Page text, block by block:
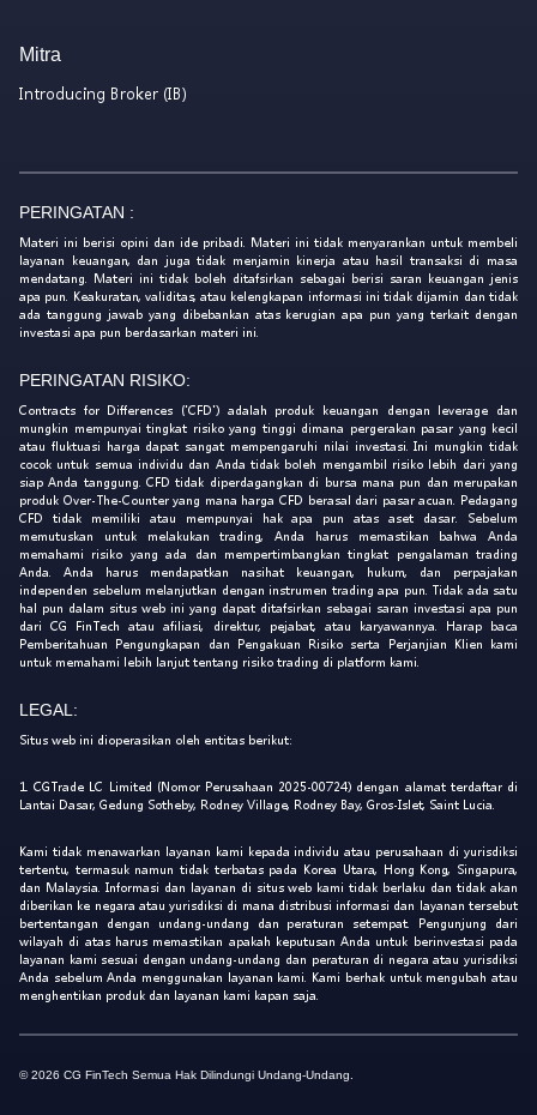
Mitra
Introducing Broker (IB)
PERINGATAN :
Materi ini berisi opini dan ide pribadi. Materi ini tidak menyarankan untuk membeli
layanan keuangan, dan juga tidak menjamin kinerja atau hasil transaksi di masa
mendatang. Materi ini tidak boleh ditafsirkan sebagai berisi saran keuangan jenis
apa pun. Keakuratan, validitas, atau kelengkapan informasi ini tidak dijamin dan tidak
ada tanggung jawab yang dibebankan atas kerugian apa pun yang terkait dengan
investasi apa pun berdasarkan materi ini.
PERINGATAN RISIKO:
Contracts for Differences ('CFD') adalah produk keuangan dengan leverage dan
mungkin mempunyai tingkat risiko yang tinggi dimana pergerakan pasar yang kecil
atau fluktuasi harga dapat sangat mempengaruhi nilai investasi. Ini mungkin tidak
cocok untuk semua individu dan Anda tidak boleh mengambil risiko lebih dari yang
siap Anda tanggung. CFD tidak diperdagangkan di bursa mana pun dan merupakan
produk Over-The-Counter yang mana harga CFD berasal dari pasar acuan. Pedagang
CFD tidak memiliki atau mempunyai hak apa pun atas aset dasar. Sebelum
memutuskan untuk melakukan trading, Anda harus memastikan bahwa Anda
memahami risiko yang ada dan mempertimbangkan tingkat pengalaman trading
Anda. Anda harus mendapatkan nasihat keuangan, hukum, dan perpajakan
independen sebelum melanjutkan dengan instrumen trading apa pun. Tidak ada satu
hal pun dalam situs web ini yang dapat ditafsirkan sebagai saran investasi apa pun
dari CG FinTech atau afiliasi, direktur, pejabat, atau karyawannya. Harap baca
Pemberitahuan Pengungkapan dan Pengakuan Risiko serta Perjanjian Klien kami
untuk memahami lebih lanjut tentang risiko trading di platform kami.
LEGAL:
Situs web ini dioperasikan oleh entitas berikut:
1. CGTrade LC Limited (Nomor Perusahaan 2025-00724) dengan alamat terdaftar di
Lantai Dasar, Gedung Sotheby, Rodney Village, Rodney Bay, Gros-Islet, Saint Lucia.
Kami tidak menawarkan layanan kami kepada individu atau perusahaan di yurisdiksi
tertentu, termasuk namun tidak terbatas pada Korea Utara, Hong Kong, Singapura,
dan Malaysia. Informasi dan layanan di situs web kami tidak berlaku dan tidak akan
diberikan ke negara atau yurisdiksi di mana distribusi informasi dan layanan tersebut
bertentangan dengan undang-undang dan peraturan setempat. Pengunjung dari
wilayah di atas harus memastikan apakah keputusan Anda untuk berinvestasi pada
layanan kami sesuai dengan undang-undang dan peraturan di negara atau yurisdiksi
Anda sebelum Anda menggunakan layanan kami. Kami berhak untuk mengubah atau
menghentikan produk dan layanan kami kapan saja.
© 2026 CG FinTech Semua Hak Dilindungi Undang-Undang.